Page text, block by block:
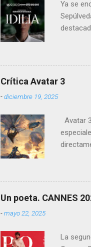
Ya se
Crítica Avatar 3
-diciembre 19, 2025
Avatar
Un poeta. CANNES
-mayo 22, 2025
La